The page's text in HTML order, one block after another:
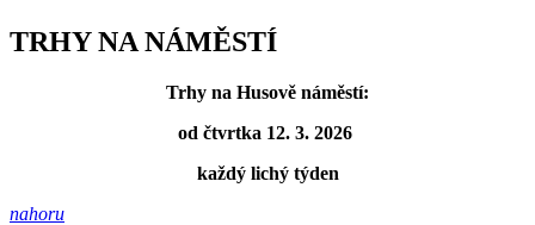
TRHY NA NÁMĚSTÍ
Trhy na Husově náměstí:
od čtvrtka 12. 3. 2026
každý lichý týden
nahoru